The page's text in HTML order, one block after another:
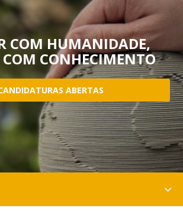
COM HUMANIDADE,
CONHECIMENTO
ABERTAS